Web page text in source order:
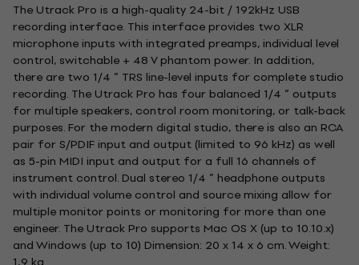
The Utrack Pro is a high-quality 24-bit / 192kHz USB
recording interface. This interface provides two XLR
microphone inputs with integrated preamps, individual level
control, switchable + 48 V phantom power. In addition,
there are two 1/4 ” TRS line-level inputs for complete studio
recording. The Utrack Pro has four balanced 1/4 ” outputs
for multiple speakers, control room monitoring, or talk-back
purposes. For the modern digital studio, there is also an RCA
pair for S/PDIF input and output (limited to 96 kHz) as well
as 5-pin MIDI input and output for a full 16 channels of
instrument control. Dual stereo 1/4 ” headphone outputs
with individual volume control and source mixing allow for
multiple monitor points or monitoring for more than one
engineer. The Utrack Pro supports Mac OS X (up to 10.10.x)
and Windows (up to 10) Dimension: 20 x 14 x 6 cm. Weight: